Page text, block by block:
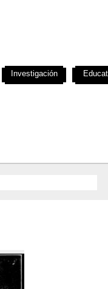
Investigación